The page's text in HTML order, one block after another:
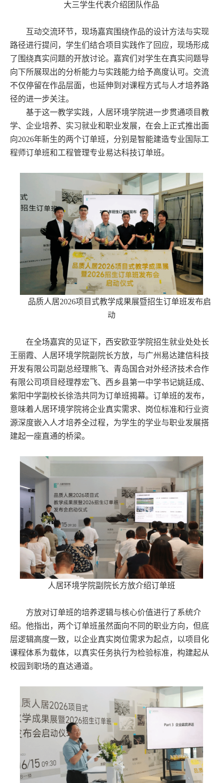
大三学生代表介绍团队作品
互动交流环节，现场嘉宾围绕作品的设计方法与实现
路径进行提问，学生们结合项目实践作了回应，现场形成
了围绕真实问题的开放讨论。嘉宾们对学生在真实问题导
向下所展现出的分析能力与实践能力给予高度认可。交流
不仅停留在作品层面，也延伸到对课程方式与人才培养路
径的进一步关注。
基于这一教学实践，人居环境学院进一步贯通项目教
学、企业培养、实习就业和职业发展，在会上正式推出面
向2026年新生的两个订单班，分别是智能建造专业国际工
程师订单班和工程管理专业易达科技订单班。
品质人居2026项目式教学成果展暨招生订单班发布启
动
在全场嘉宾的见证下，西安欧亚学院招生就业处处长
王丽霞、人居环境学院副院长方放，与广州易达建信科技
开发有限公司副总经理熊飞、青岛国合对外经济技术合作
有限公司项目经理荐宏飞、西乡县第一中学书记姚廷成、
紫阳中学副校长徐浩共同为订单班揭幕。订单班的发布，
意味着人居环境学院将企业真实需求、岗位标准和行业资
源深度嵌入人才培养全过程，为学生的学业与职业发展搭
建起一座直通的桥梁。
人居环境学院副院长方放介绍订单班
方放对订单班的培养逻辑与核心价值进行了系统介
绍。他指出，两个订单班虽然面向不同的职业方向，但底
层逻辑高度一致，以企业真实岗位需求为起点，以项目化
课程体系为载体，以真实任务执行为检验标准，构建起从
校园到职场的直达通道。